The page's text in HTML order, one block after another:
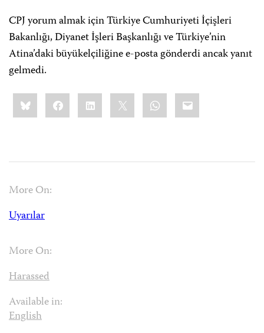
CPJ yorum almak için Türkiye Cumhuriyeti İçişleri
Bakanlığı, Diyanet İşleri Başkanlığı ve Türkiye’nin
Atina’daki büyükelçiliğine e-posta gönderdi ancak yanıt
gelmedi.
Share
this:BlueskyFacebookLinkedIn WhatsApp
Email
More On:
Uyarılar
More On:
Harassed
Available in:
English